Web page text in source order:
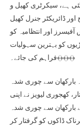
گئی ہے، سیکرٹری کھیل و
ڈائریکٹر جنرل کھیل
اور انتظامیہ کو
کو بہترین سہولیات
فراہم کی جائے۔﴾﴿﴾﴿﴾﴿
1886/2025موسی خیل 17مارچ۔ بارکھان سے چوری شدہ
کھجوری لیویز نے اپنی
بارکھان سے چوری شدہ
ڈاکوں کو گرفتار کر